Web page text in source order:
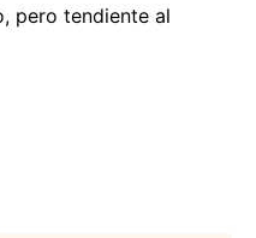
pero tendiente al